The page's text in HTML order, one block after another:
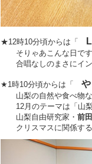
★12時10分頃からは「
そりゃあこんな日です
合唱なしのまさにイン
★1時10分頃からは「
山梨の自然や食べ物な
12月のテーマは「山梨
山梨自由研究家・ 前
クリスマスに関係する